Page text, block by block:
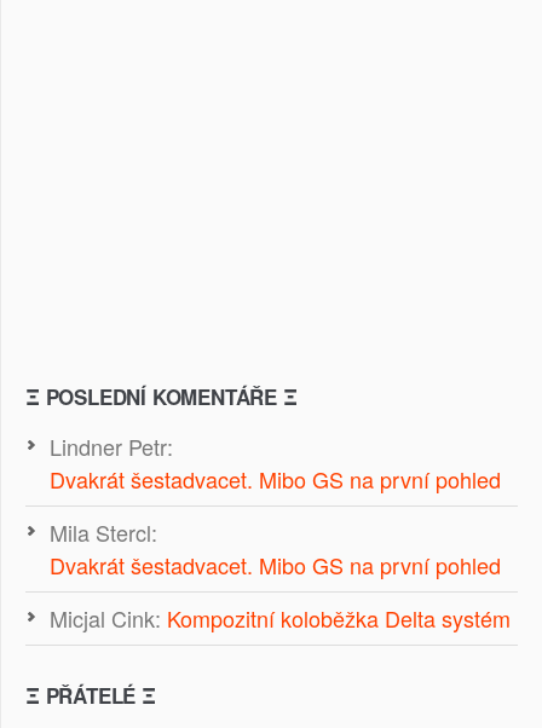
Ξ POSLEDNÍ KOMENTÁŘE Ξ
Lindner Petr:
Dvakrát šestadvacet. Mibo GS na první pohled
Mila Stercl:
Dvakrát šestadvacet. Mibo GS na první pohled
Micjal Cink: Kompozitní koloběžka Delta systém
Ξ PŘÁTELÉ Ξ